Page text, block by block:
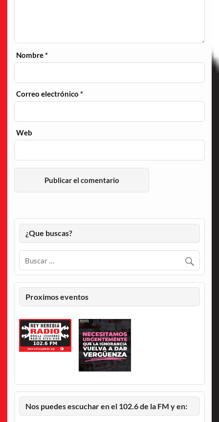
Nombre*
Correo electrónico*
Web
¿Que buscas?
Proximos eventos
Nos puedes escuchar en el 102.6 de la FM y en: